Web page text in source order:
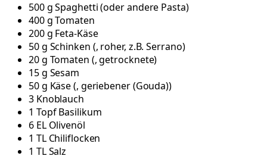
500gSpaghetti (oder andere Pasta)
400gTomaten
200g Feta-Käse
50g Schinken (, roher, z.B. Serrano)
20g Tomaten (, getrocknete)
15g Sesam
50g Käse(, geriebener (Gouda))
3 Knoblauch
1 TopfBasilikum
6 EL Olivenöl
1 TL Chiliflocken
1 TLSalz